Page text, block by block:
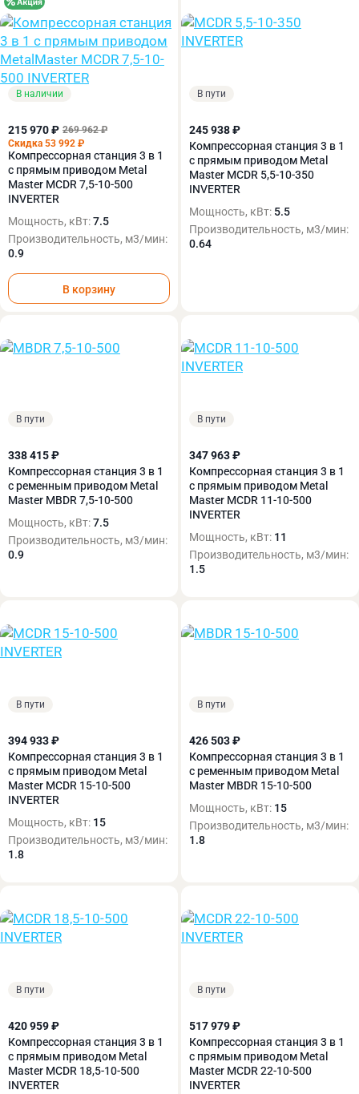
В наличии
215 970 ₽ 269 962 ₽
Скидка 53 992 ₽
Компрессорная станция 3 в 1
с прямым приводом Metal
Master MCDR 7,5-10-500
INVERTER
Мощность, кВт:7.5
Производительность, м3/мин:
0.9
В корзину
В пути
245 938 ₽
Компрессорная станция 3 в 1
с прямым приводом Metal
Master MCDR 5,5-10-350
INVERTER
Мощность, кВт: 5.5
Производительность, м3/мин:
0.64
В пути
338 415 ₽
Компрессорная станция 3 в 1
с ременным приводом Metal
Master MBDR 7,5-10-500
Мощность, кВт:7.5
Производительность, м3/мин:
0.9
В пути
347 963 ₽
Компрессорная станция 3 в 1
с прямым приводом Metal
Master MCDR 11-10-500
INVERTER
Мощность, кВт: 11
Производительность, м3/мин:
1.5
В пути
394 933 ₽
Компрессорная станция 3 в 1
с прямым приводом Metal
Master MCDR 15-10-500
INVERTER
Мощность, кВт: 15
Производительность, м3/мин:
1.8
В пути
426 503 ₽
Компрессорная станция 3 в 1
с ременным приводом Metal
Master MBDR 15-10-500
Мощность, кВт: 15
Производительность, м3/мин:
1.8
В пути
420 959 ₽
Компрессорная станция 3 в 1
с прямым приводом Metal
Master MCDR 18,5-10-500
INVERTER
В пути
517 979 ₽
Компрессорная станция 3 в 1
с прямым приводом Metal
Master MCDR 22-10-500
INVERTER